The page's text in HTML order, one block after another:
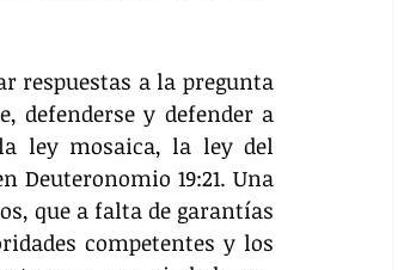
respuestas a la pregunta
defenderse y defender a
ley mosaica, la ley del
Deuteronomio 19:21. Una
que a falta de garantías
competentes y los